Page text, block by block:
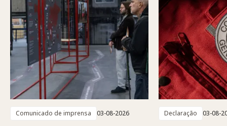
Comunicado de imprensa 03-08-2026 Declaração 03-08-